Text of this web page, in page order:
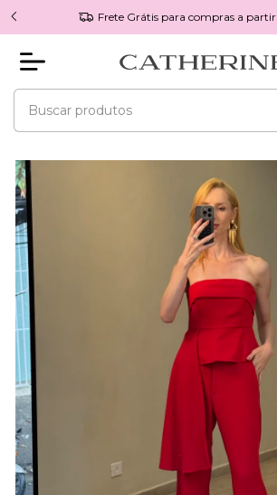
Frete Grátis para compras a partir